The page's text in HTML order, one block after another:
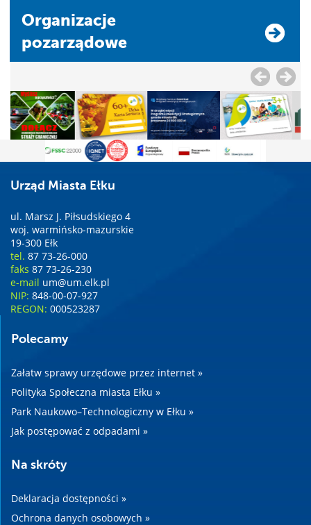
Organizacje
pozarządowe
Urząd Miasta Ełku
ul. Marsz J. Piłsudskiego 4
woj. warmińsko-mazurskie
19-300 Ełk
tel. 87 73-26-000
faks 87 73-26-230
e-mail um@um.elk.pl
NIP: 848-00-07-927
REGON: 000523287
Polecamy
Załatw sprawy urzędowe przez internet »
Polityka Społeczna miasta Ełku »
Park Naukowo–Technologiczny w Ełku »
Jak postępować z odpadami »
Na skróty
Deklaracja dostępności »
Ochrona danych osobowych »